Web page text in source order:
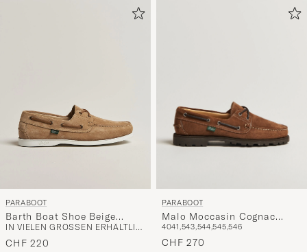
PARABOOT
Barth Boat Shoe Beige
Suede
IN VIELEN GRÖSSEN ERHÄLTLICH
CHF 220
PARABOOT
Malo Moccasin Cognac
Suede
4041,543,544,545,546
CHF 270